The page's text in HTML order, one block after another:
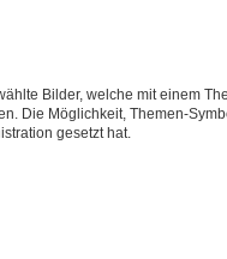
Bilder, welche mit einem
Die Möglichkeit, Themen-
gesetzt hat.